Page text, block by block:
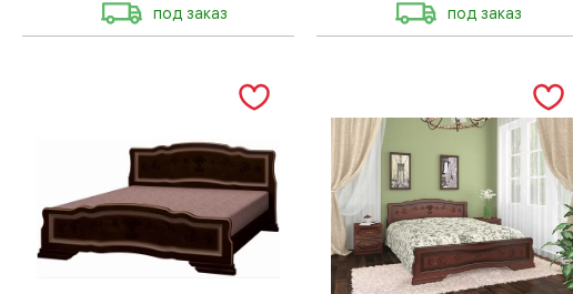
под заказ под заказ